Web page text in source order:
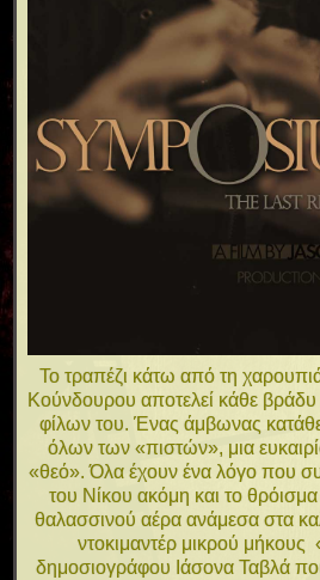
Το τραπέζι κάτω από τη
Κούνδουρου αποτελεί κάθε
φίλων του. Ένας άμβωνας
όλων των «πιστών», μια
«θεό». Όλα έχουν ένα λόγο που
του Νίκου ακόμη και το
θαλασσινού αέρα ανάμεσα στα
ντοκιμαντέρ μικρού
δημοσιογράφου Ιάσονα Ταβλά